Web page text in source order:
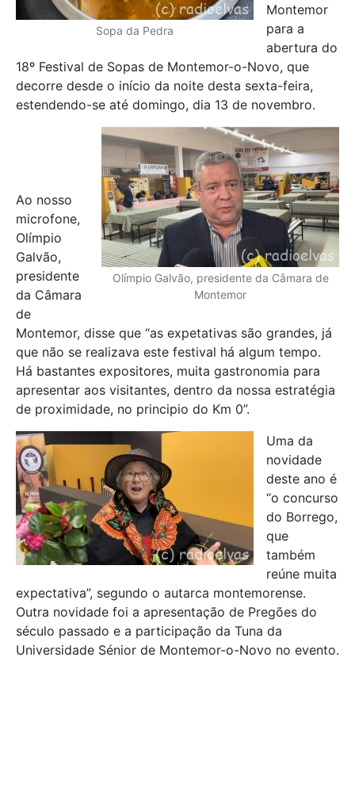
Sopa da Pedra
Montemor
para a
abertura do
18º Festival de Sopas de Montemor-o-Novo, que
decorre desde o início da noite desta sexta-feira,
estendendo-se até domingo, dia 13 de novembro.
Olímpio Galvão, presidente da Câmara de
Montemor
Ao nosso
microfone,
Olímpio
Galvão,
presidente
da Câmara
de
Montemor, disse que “as expetativas são grandes, já
que não se realizava este festival há algum tempo.
Há bastantes expositores, muita gastronomia para
apresentar aos visitantes, dentro da nossa estratégia
de proximidade, no principio do Km 0”.
Uma da
novidade
deste ano é
“o concurso
do Borrego,
que
também
reúne muita
expectativa”, segundo o autarca montemorense.
Outra novidade foi a apresentação de Pregões do
século passado e a participação da Tuna da
Universidade Sénior de Montemor-o-Novo no evento.